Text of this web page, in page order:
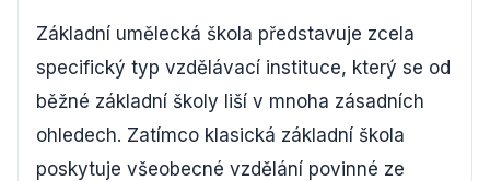
Základní umělecká škola představuje zcela
specifický typ vzdělávací instituce, který se od
běžné základní školy liší v mnoha zásadních
ohledech. Zatímco klasická základní škola
poskytuje všeobecné vzdělání povinné ze